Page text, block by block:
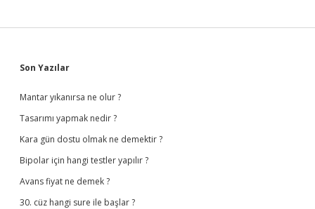
Sidebar
Son Yazılar
Mantar yıkanırsa ne olur ?
Tasarımı yapmak nedir ?
Kara gün dostu olmak ne demektir ?
Bipolar için hangi testler yapılır ?
Avans fiyat ne demek ?
30. cüz hangi sure ile başlar ?